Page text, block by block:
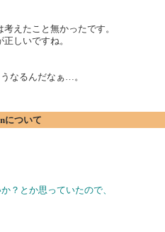
えたこと無かったです。
しいですね。
なるんだなぁ…。
について
？とか思っていたので、